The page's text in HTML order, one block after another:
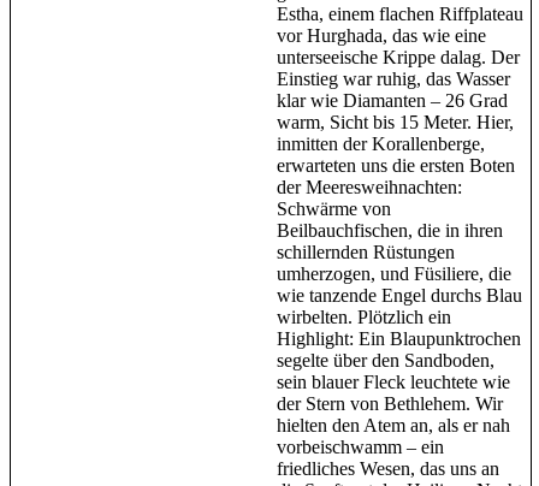
Estha, einem flachen Riffplateau
vor Hurghada, das wie eine
unterseeische Krippe dalag. Der
Einstieg war ruhig, das Wasser
klar wie Diamanten – 26 Grad
warm, Sicht bis 15 Meter. Hier,
inmitten der Korallenberge,
erwarteten uns die ersten Boten
der Meeresweihnachten:
Schwärme von
Beilbauchfischen, die in ihren
schillernden Rüstungen
umherzogen, und Füsiliere, die
wie tanzende Engel durchs Blau
wirbelten. Plötzlich ein
Highlight: Ein Blaupunktrochen
segelte über den Sandboden,
sein blauer Fleck leuchtete wie
der Stern von Bethlehem. Wir
hielten den Atem an, als er nah
vorbeischwamm – ein
friedliches Wesen, das uns an